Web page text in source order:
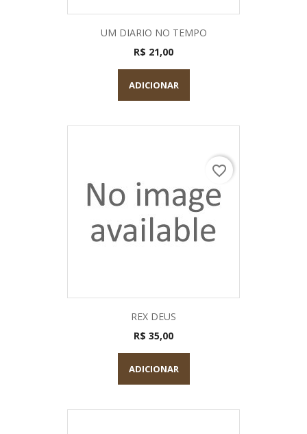
UM DIARIO NO TEMPO
R$ 21,00
ADICIONAR
REX DEUS
R$ 35,00
ADICIONAR
favorite_border